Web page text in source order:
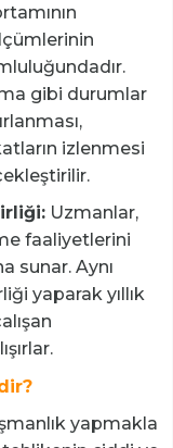
gibi durumlar
izlenmesi
Uzmanlar,
faaliyetlerini
sunar. Aynı
yaparak yıllık
yapmakla